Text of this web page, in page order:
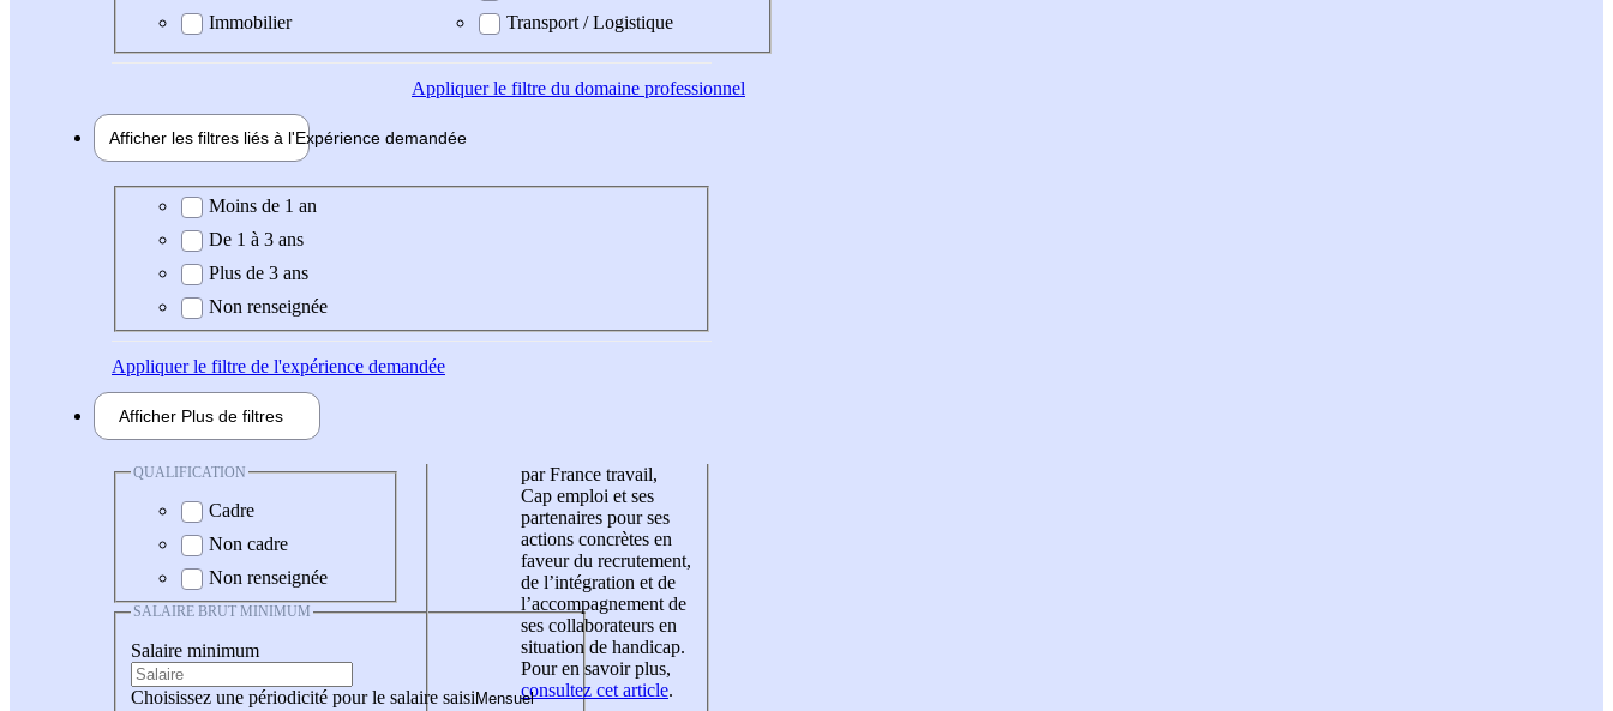
Immobilier
Transport / Logistique
Appliquerle filtre du domaine professionnel
Afficher les filtres liés à l'Expérience demandée
Expérience demandée
Moins de 1 an
De 1 à 3 ans
Plus de 3 ans
Non renseignée
Appliquerle filtre de l'expérience demandée
Afficher Plus de filtres
QUALIFICATION
Cadre
Non cadre
Non renseignée
SALAIRE BRUT MINIMUM
Salaire minimum
Choisissez une périodicité pour le salaire saisi
par France travail,
Cap emploi et ses
partenaires pour ses
actions concrètes en
faveur du recrutement,
de l’intégration et de
l’accompagnement de
ses collaborateurs en
situation de handicap.
Pour en savoir plus,
consultez cet article.